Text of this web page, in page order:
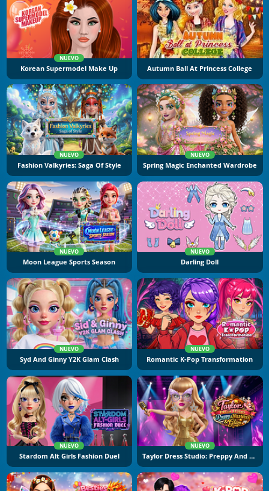
NUEVO
Korean Supermodel Make Up Autumn Ball At Princess College
NUEVO
Fashion Valkyries: Saga Of Style
NUEVO
Spring Magic Enchanted Wardrobe
NUEVO
Moon League Sports Season
NUEVO
Darling Doll
NUEVO
Syd And Ginny Y2K Glam Clash
NUEVO
Romantic K-Pop Transformation
NUEVO
Stardom Alt Girls Fashion Duel
NUEVO
Taylor Dress Studio: Preppy And Wild West Glam